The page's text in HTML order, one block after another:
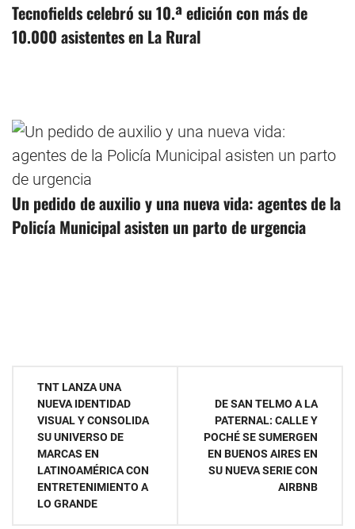
Tecnofields celebró su 10.ª edición con más de
10.000 asistentes en La Rural
Un pedido de auxilio y una nueva vida: agentes de la
Policía Municipal asisten un parto de urgencia
Navegación
entradas
TNT LANZA UNA
NUEVA IDENTIDAD
VISUAL Y CONSOLIDA
SU UNIVERSO DE
MARCAS EN
LATINOAMÉRICA CON
ENTRETENIMIENTO A
LO GRANDE
DE SAN TELMO A LA
PATERNAL: CALLE Y
POCHÉ SE SUMERGEN
EN BUENOS AIRES EN
SU NUEVA SERIE CON
AIRBNB